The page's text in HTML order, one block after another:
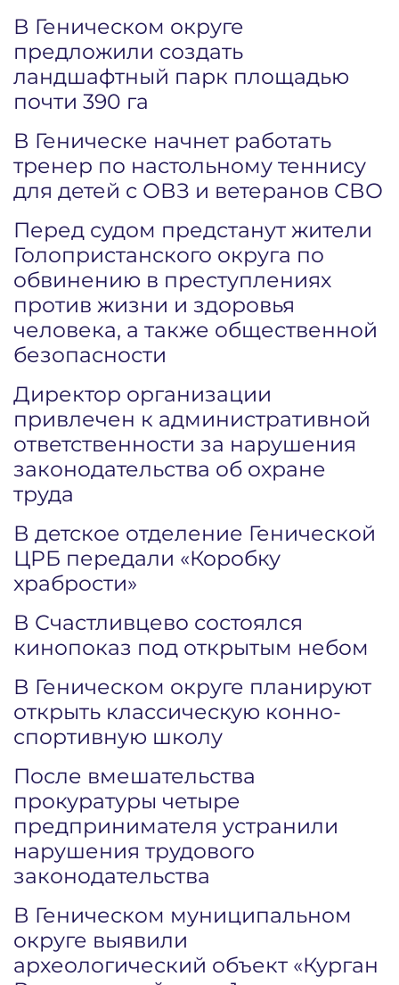
В Геническом округе
предложили создать
ландшафтный парк площадью
почти 390 га
В Геническе начнет работать
тренер по настольному теннису
для детей с ОВЗ и ветеранов СВО
Перед судом предстанут жители
Голопристанского округа по
обвинению в преступлениях
против жизни и здоровья
человека, а также общественной
безопасности
Директор организации
привлечен к административной
ответственности за нарушения
законодательства об охране
труда
В детское отделение Генической
ЦРБ передали «Коробку
храбрости»
В Счастливцево состоялся
кинопоказ под открытым небом
В Геническом округе планируют
открыть классическую конно-
спортивную школу
После вмешательства
прокуратуры четыре
предпринимателя устранили
нарушения трудового
законодательства
В Геническом муниципальном
округе выявили
археологический объект «Курган